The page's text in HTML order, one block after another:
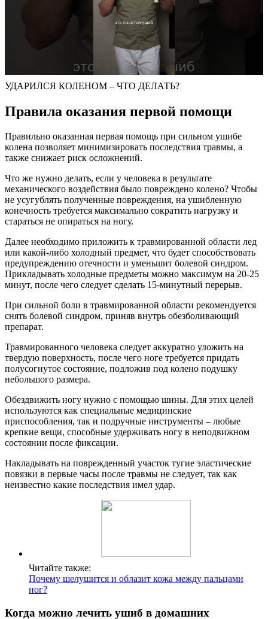
УДАРИЛСЯ КОЛЕНОМ – ЧТО ДЕЛАТЬ?
Правила оказания первой помощи
Правильно оказанная первая помощь при сильном ушибе
колена позволяет минимизировать последствия травмы, а
также снижает риск осложнений.
Что же нужно делать, если у человека в результате
механического воздействия было повреждено колено? Чтобы
не усугублять полученные повреждения, на ушибленную
конечность требуется максимально сократить нагрузку и
стараться не опираться на ногу.
Далее необходимо приложить к травмированной области лед
или какой-либо холодный предмет, что будет способствовать
предупреждению отечности и уменьшит болевой синдром.
Прикладывать холодные предметы можно максимум на 20-25
минут, после чего следует сделать 15-минутный перерыв.
При сильной боли в травмированной области рекомендуется
снять болевой синдром, приняв внутрь обезболивающий
препарат.
Травмированного человека следует аккуратно уложить на
твердую поверхность, после чего ноге требуется придать
полусогнутое состояние, подложив под колено подушку
небольшого размера.
Обездвижить ногу нужно с помощью шины. Для этих целей
используются как специальные медицинские
приспособления, так и подручные инструменты – любые
крепкие вещи, способные удерживать ногу в неподвижном
состоянии после фиксации.
Накладывать на поврежденный участок тугие эластические
повязки в первые часы после травмы не следует, так как
неизвестно какие последствия имел удар.
Читайте также:
Почему шелушится и облазит кожа между пальцами
ног?
Когда можно лечить ушиб в домашних